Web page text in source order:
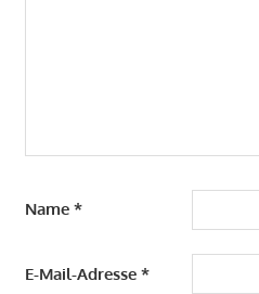
Name *
E-Mail-Adresse *